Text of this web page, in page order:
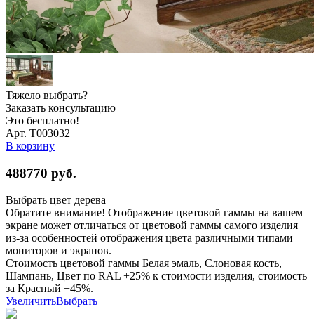
Тяжело выбрать?
Заказать консультацию
Это бесплатно!
Арт. Т003032
В корзину
488770 руб.
Выбрать цвет дерева
Обратите внимание! Отображение цветовой гаммы на вашем
экране может отличаться от цветовой гаммы самого изделия
из-за особенностей отображения цвета различными типами
мониторов и экранов.
Стоимость цветовой гаммы Белая эмаль, Слоновая кость,
Шампань, Цвет по RAL +25% к стоимости изделия, стоимость
за Красный +45%.
УвеличитьВыбрать